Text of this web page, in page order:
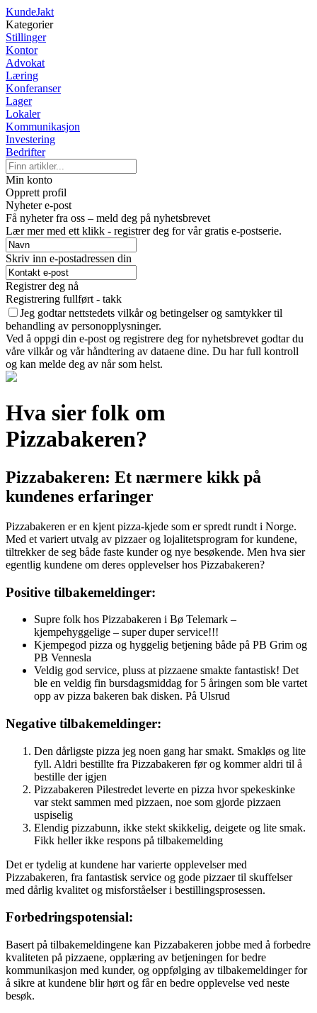
KundeJakt
Kategorier
Stillinger
Kontor
Advokat
Læring
Konferanser
Lager
Lokaler
Kommunikasjon
Investering
Bedrifter
Min konto
Opprett profil
Nyheter e-post
Få nyheter fra oss – meld deg på nyhetsbrevet
Lær mer med ett klikk - registrer deg for vår gratis e-postserie.
Skriv inn e-postadressen din
Registrer deg nå
Registrering fullført - takk
Jeg godtar nettstedets vilkår og betingelser og samtykker til
behandling av personopplysninger.
Ved å oppgi din e-post og registrere deg for nyhetsbrevet godtar du
våre vilkår og vår håndtering av dataene dine. Du har full kontroll
og kan melde deg av når som helst.
Hva sier folk om
Pizzabakeren?
Pizzabakeren: Et nærmere kikk på
kundenes erfaringer
Pizzabakeren er en kjent pizza-kjede som er spredt rundt i Norge.
Med et variert utvalg av pizzaer og lojalitetsprogram for kundene,
tiltrekker de seg både faste kunder og nye besøkende. Men hva sier
egentlig kundene om deres opplevelser hos Pizzabakeren?
Positive tilbakemeldinger:
Supre folk hos Pizzabakeren i Bø Telemark –
kjempehyggelige – super duper service!!!
Kjempegod pizza og hyggelig betjening både på PB Grim og
PB Vennesla
Veldig god service, pluss at pizzaene smakte fantastisk! Det
ble en veldig fin bursdagsmiddag for 5 åringen som ble vartet
opp av pizza bakeren bak disken. På Ulsrud
Negative tilbakemeldinger:
Den dårligste pizza jeg noen gang har smakt. Smakløs og lite
fyll. Aldri bestillte fra Pizzabakeren før og kommer aldri til å
bestille der igjen
Pizzabakeren Pilestredet leverte en pizza hvor spekeskinke
var stekt sammen med pizzaen, noe som gjorde pizzaen
uspiselig
Elendig pizzabunn, ikke stekt skikkelig, deigete og lite smak.
Fikk heller ikke respons på tilbakemelding
Det er tydelig at kundene har varierte opplevelser med
Pizzabakeren, fra fantastisk service og gode pizzaer til skuffelser
med dårlig kvalitet og misforståelser i bestillingsprosessen.
Forbedringspotensial:
Basert på tilbakemeldingene kan Pizzabakeren jobbe med å forbedre
kvaliteten på pizzaene, opplæring av betjeningen for bedre
kommunikasjon med kunder, og oppfølging av tilbakemeldinger for
å sikre at kundene blir hørt og får en bedre opplevelse ved neste
besøk.